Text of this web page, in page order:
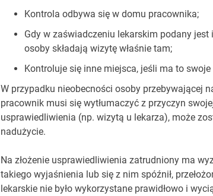
Kontrola odbywa się w domu pracownika;
Gdy w zaświadczeniu lekarskim podany
osoby składają wizytę właśnie tam;
Kontroluje się inne miejsca, jeśli ma to
W przypadku nieobecności osoby przebywającej
pracownik musi się wytłumaczyć z przyczyn
usprawiedliwienia (np. wizytą u lekarza), może
nadużycie.
Na złożenie usprawiedliwienia zatrudniony ma
takiego wyjaśnienia lub się z nim spóźnił,
lekarskie nie było wykorzystane prawidłowo i